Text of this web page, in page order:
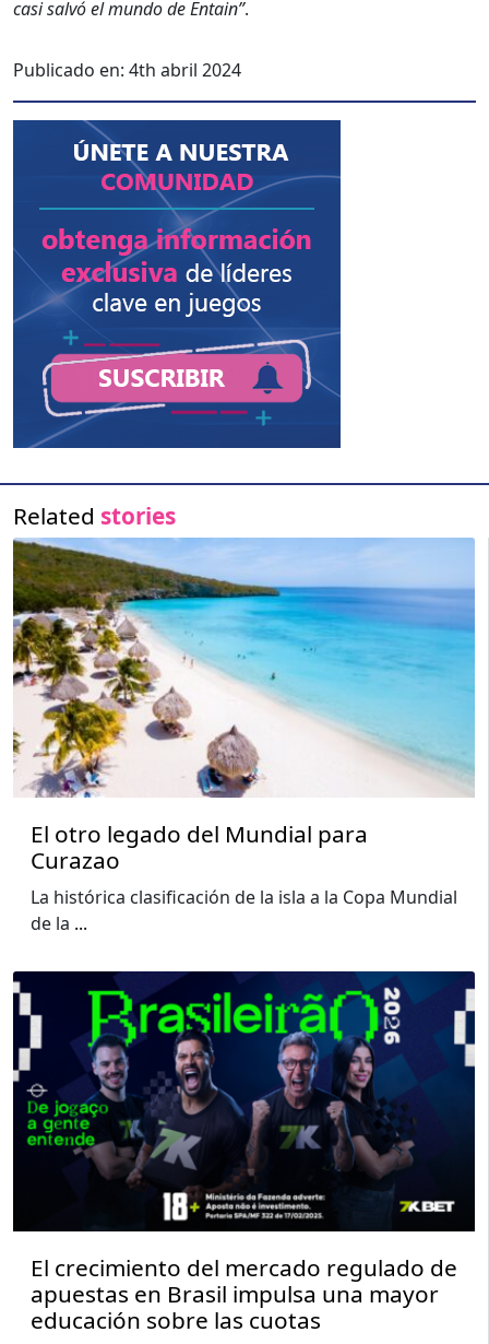
casi salvó el mun­do de Entain”.
Publicado en: 4th abril 2024
Related stories
El otro legado del Mundial para
Curazao
La histórica clasificación de la isla a la Copa Mundial
de la ...
El crecimiento del mercado regulado de
apuestas en Brasil impulsa una mayor
educación sobre las cuotas